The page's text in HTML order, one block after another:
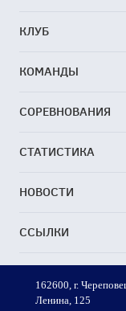
КЛУБ
КОМАНДЫ
СОРЕВНОВАНИЯ
СТАТИСТИКА
НОВОСТИ
ССЫЛКИ
162600, г.
Ленина, 125